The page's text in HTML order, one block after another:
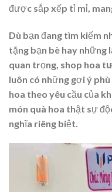
được sắp xếp tỉ mỉ,
Dù bạn đang tìm kiếm
tặng bạn bè hay những
quan trọng, shop hoa
luôn có những gợi ý
hoa theo yêu cầu của
món quà hoa thật sự
nghĩa riêng biệt.